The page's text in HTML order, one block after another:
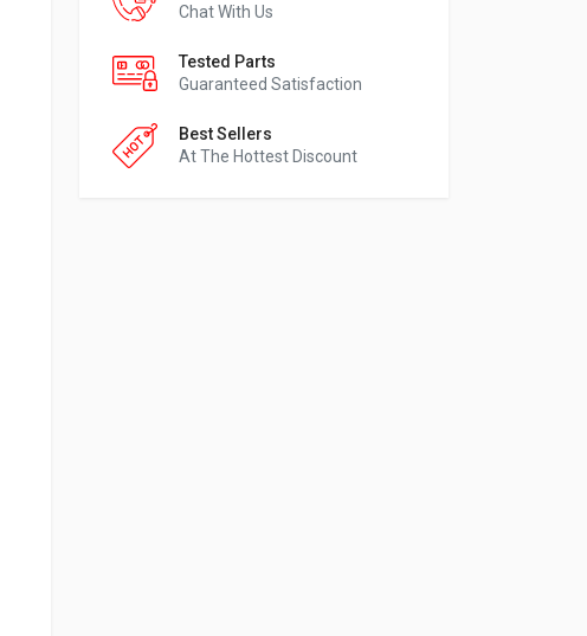
Chat With Us
Tested Parts
Guaranteed Satisfaction
Best Sellers
At The Hottest Discount